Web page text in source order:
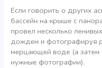
Если говорить о других
бассейн на крыше с
провел несколько
дождем и фотографируя
мерцающей воде (а затем
нужные фотографии).